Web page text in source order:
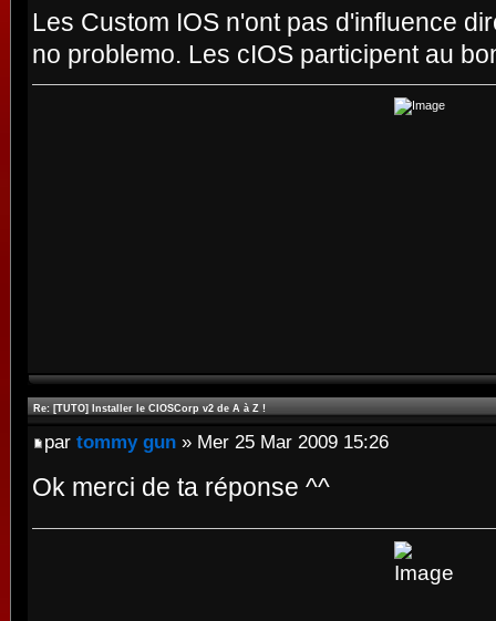
Les Custom IOS n'ont pas d'influence
no problemo. Les cIOS participent au
Re: [TUTO] Installer le CIOSCorp v2 de A à Z !
par tommy gun » Mer 25 Mar 2009 15:26
Ok merci de ta réponse ^^